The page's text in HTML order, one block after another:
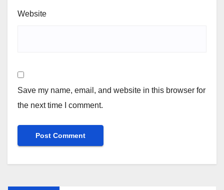
Website
Save my name, email, and website in this browser for
the next time I comment.